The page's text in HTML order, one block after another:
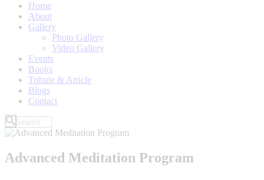
Home
About
Gallery
Photo Gallery
Video Gallery
Events
Books
Tribute & Article
Blogs
Contact
Advanced Meditation Program